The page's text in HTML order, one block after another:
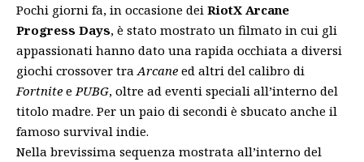
Pochi giorni fa, in occasione dei RiotX Arcane
Progress Days, è stato mostrato un filmato in cui gli
appassionati hanno dato una rapida occhiata a diversi
giochi crossover tra Arcane ed altri del calibro di
Fortnite e PUBG, oltre ad eventi speciali all’interno del
titolo madre. Per un paio di secondi è sbucato anche il
famoso survival indie.
Nella brevissima sequenza mostrata all’interno del